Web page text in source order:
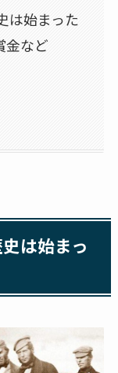
は始まった
金など
は始まっ